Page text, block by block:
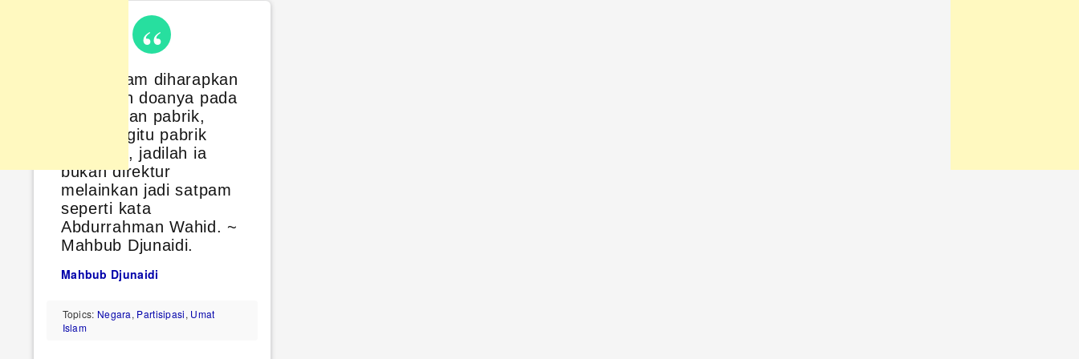
Umat Islam diharapkan
restu dan doanya pada
pembikinan pabrik,
maka begitu pabrik
rampung, jadilah ia
bukan direktur
melainkan jadi satpam
seperti kata
Abdurrahman Wahid. ~
Mahbub Djunaidi.
Mahbub Djunaidi
Topics: Negara, Partisipasi, Umat
Islam